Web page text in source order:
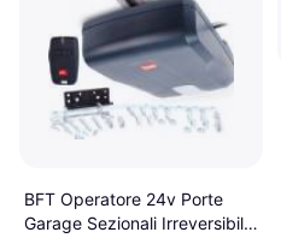
BFT Operatore 24v Porte
Garage Sezionali Irreversibile